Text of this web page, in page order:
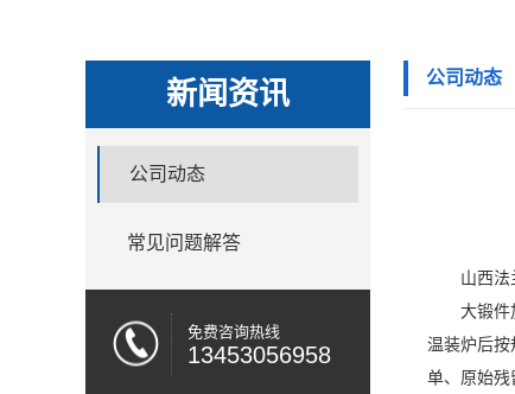
新闻资讯
公司动态
常见问题解答
免费咨询热线
13453056958
公司动态
山西法
大锻件
温装炉后按
单、原始残